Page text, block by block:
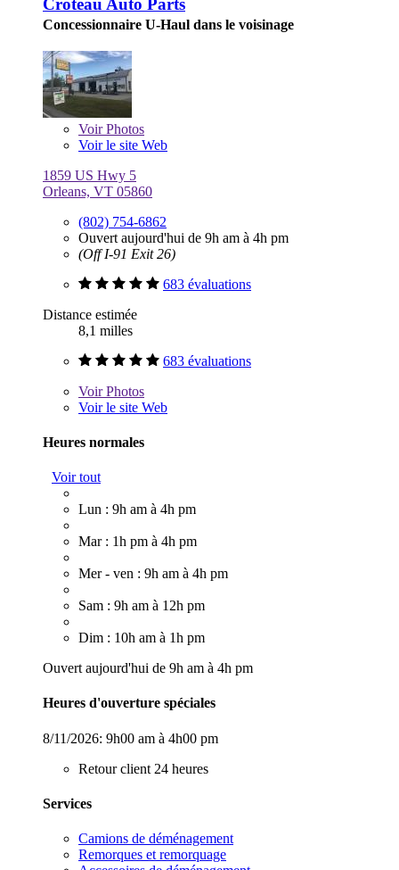
Croteau Auto Parts
Concessionnaire U-Haul dans le voisinage
VoirPhotos
Voir le site Web
1859 US Hwy 5
Orleans, VT 05860
(802) 754-6862
Ouvert aujourd'hui de 9h am à 4h pm
(Off I-91 Exit 26)
683 évaluations
Distance estimée
8,1 milles
683 évaluations
VoirPhotos
Voir le site Web
Heures normales
Voir tout
Lun : 9h am à 4h pm
Mar : 1h pm à 4h pm
Mer - ven : 9h am à 4h pm
Sam : 9h am à 12h pm
Dim : 10h am à 1h pm
Ouvert aujourd'hui de 9h am à 4h pm
Heures d'ouverture spéciales
8/11/2026: 9h00 am à 4h00 pm
Retour client 24 heures
Services
Camions de déménagement
Remorques et remorquage